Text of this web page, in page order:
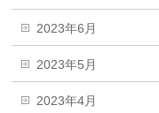
2023年6月
2023年5月
2023年4月